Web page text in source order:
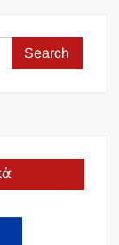
Search
for: